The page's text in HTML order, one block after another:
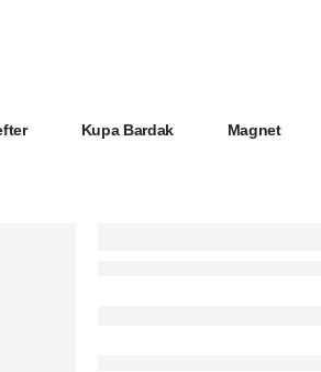
Kupa Bardak Magnet